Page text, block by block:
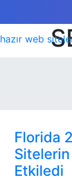
hazır web
Florida
Sitelerin
Etkiledi